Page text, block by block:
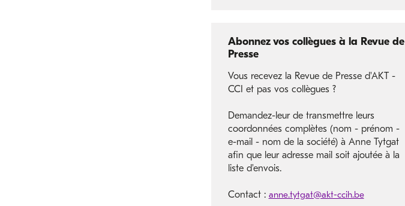
Abonnez vos collègues à la Revue de
Presse
Vous recevez la Revue de Presse d'AKT -
CCI et pas vos collègues ?
Demandez-leur de transmettre leurs
coordonnées complètes (nom - prénom -
e-mail - nom de la société) à Anne Tytgat
afin que leur adresse mail soit ajoutée à la
liste d'envois.
Contact : anne.tytgat@akt-ccih.be